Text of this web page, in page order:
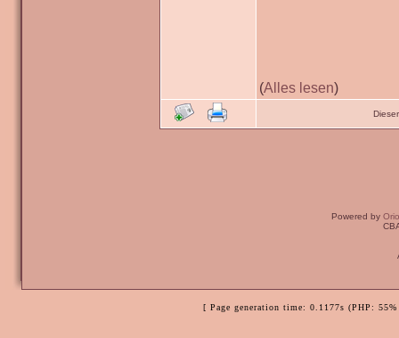
(Alles lesen)
Powered by
[ Page generation time: 0.1177s (PHP: